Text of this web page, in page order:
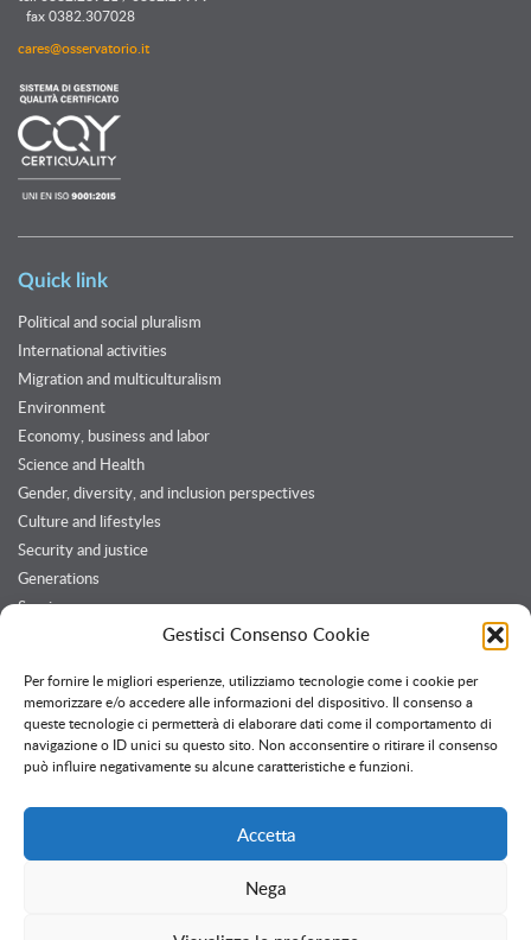
Gestisci Consenso Cookie
Per fornire le migliori esperienze, utilizziamo tecnologie come i cookie per
memorizzare e/o accedere alle informazioni del dispositivo. Il consenso a
queste tecnologie ci permetterà di elaborare dati come il comportamento di
navigazione o ID unici su questo sito. Non acconsentire o ritirare il consenso
può influire negativamente su alcune caratteristiche e funzioni.
Accetta
Nega
fax 0382.307028
cares@osservatorio.it
Quick link
Political and social pluralism
International activities
Migration and multiculturalism
Environment
Economy, business and labor
Science and Health
Gender, diversity, and inclusion perspectives
Culture and lifestyles
Security and justice
Generations
Services
Customers and Partners
Twitter feed
Follow @OssPavia